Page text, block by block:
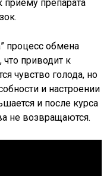
приему препарата
процесс обмена
что приводит к
чувство голода, но
и настроении
и после курса
не возвращаются.